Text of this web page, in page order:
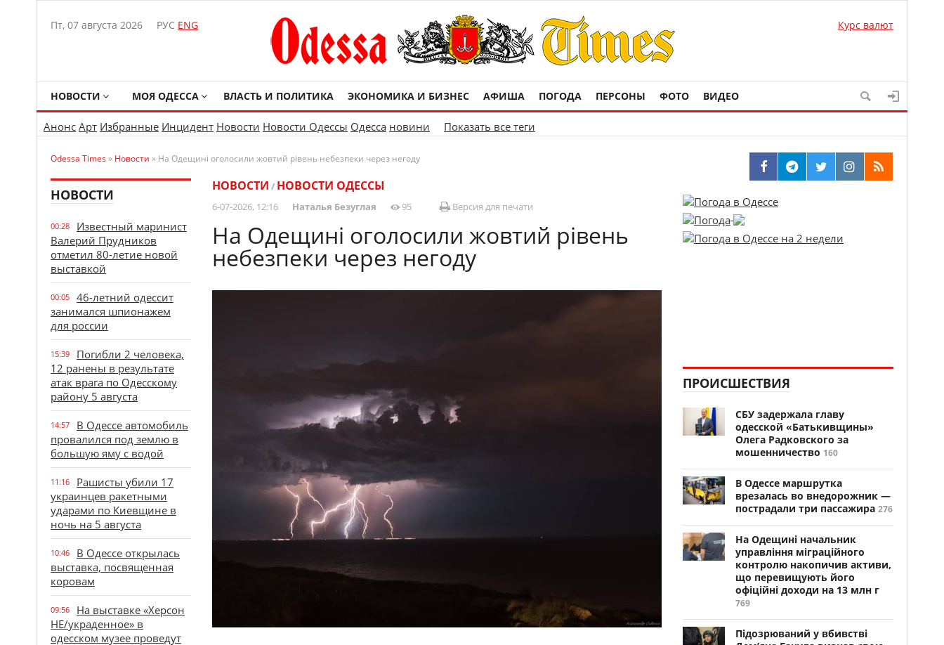
Пт, 07 августа 2026 РУС ENG Курс валют
НОВОСТИ МОЯ ОДЕССА ВЛАСТЬ И ПОЛИТИКА ЭКОНОМИКА И БИЗНЕС АФИША ПОГОДА ПЕРСОНЫ ФОТО ВИДЕО
Анонс Арт Избранные Инцидент Новости Новости Одессы Одесса новини Показать все теги
Odessa Times» Новости » На Одещині оголосили жовтий рівень небезпеки через негоду
НОВОСТИ
00:28
Известный маринист
Валерий Прудников
отметил 80-летие новой
выставкой
00:05
46-летний одессит
занимался шпионажем
для россии
15:39
Погибли 2 человека,
12 ранены в результате
атак врага по Одесскому
району 5 августа
14:57
В Одессе автомобиль
провалился под землю в
большую яму с водой
11:16
Рашисты убили 17
украинцев ракетными
ударами по Киевщине в
ночь на 5 августа
10:46
В Одессе открылась
выставка, посвященная
коровам
09:56
На выставке «Херсон
НЕ/украденное» в
одесском музее проведут
НОВОСТИ / НОВОСТИ ОДЕССЫ
6-07-2026, 12:16 Наталья Безуглая 95 Версия для печати
На Одещині оголосили жовтий рівень
небезпеки через негоду
ПРОИСШЕСТВИЯ
СБУ задержала главу
одесской «Батькивщины»
Олега Радковского за
мошенничество 160
В Одессе маршрутка
врезалась во внедорожник —
пострадали три пассажира 276
На Одещині начальник
управління міграційного
контролю накопичив активи,
що перевищують його
офіційні доходи на 13 млн г
769
Підозрюваний у вбивстві